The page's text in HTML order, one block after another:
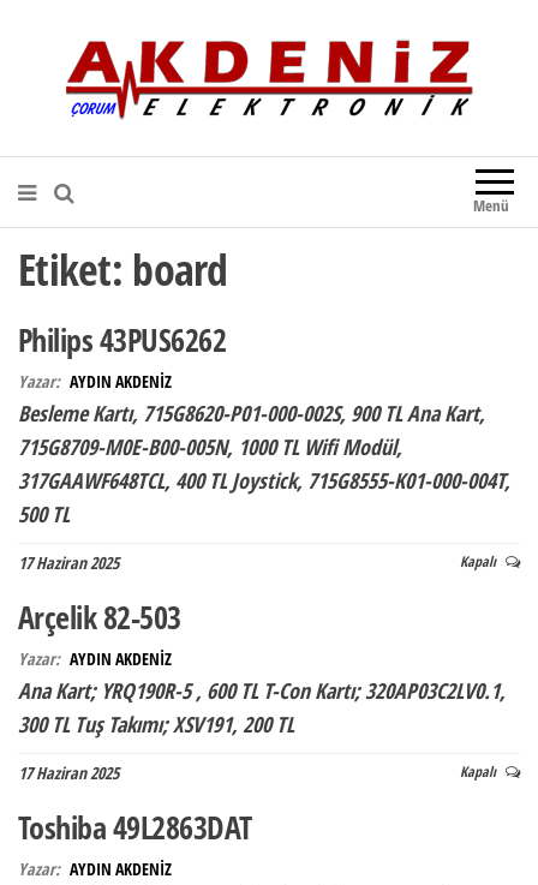
Akdeniz Elektronik
Teknik Destek, Kaliteli Hizmet |
Çorum Elektronik Firması
Menü
Etiket: board
Philips 43PUS6262
Yazar: AYDIN AKDENİZ
Besleme Kartı, 715G8620-P01-000-002S, 900 TL Ana Kart,
715G8709-M0E-B00-005N, 1000 TL Wifi Modül,
317GAAWF648TCL, 400 TL Joystick, 715G8555-K01-000-004T,
500 TL
17 Haziran 2025 Kapalı
Arçelik 82-503
Yazar: AYDIN AKDENİZ
Ana Kart; YRQ190R-5 , 600 TL T-Con Kartı; 320AP03C2LV0.1,
300 TL Tuş Takımı; XSV191, 200 TL
17 Haziran 2025 Kapalı
Toshiba 49L2863DAT
Yazar: AYDIN AKDENİZ